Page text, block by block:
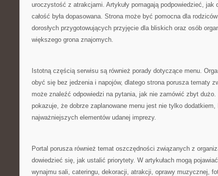
uroczystość z atrakcjami. Artykuły pomagają podpowiedzieć, jak
całość była dopasowana. Strona może być pomocna dla
dorosłych przygotowujących przyjęcie dla bliskich oraz osób
większego grona znajomych.
Istotną częścią serwisu są również porady dotyczące menu.
obyć się bez jedzenia i napojów, dlatego strona porusza tematy
może znaleźć odpowiedzi na pytania, jak nie zamówić zbyt
pokazuje, że dobrze zaplanowane menu jest nie tylko
najważniejszych elementów udanej imprezy.
Portal porusza również temat oszczędności związanych z
dowiedzieć się, jak ustalić priorytety. W artykułach mogą
wynajmu sali, cateringu, dekoracji, atrakcji, oprawy muzycznej,